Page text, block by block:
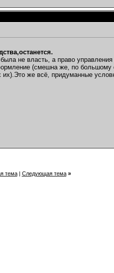
не власть, а право
(смешна же, по большому
же всё, придуманные
тема| Следующая тема »